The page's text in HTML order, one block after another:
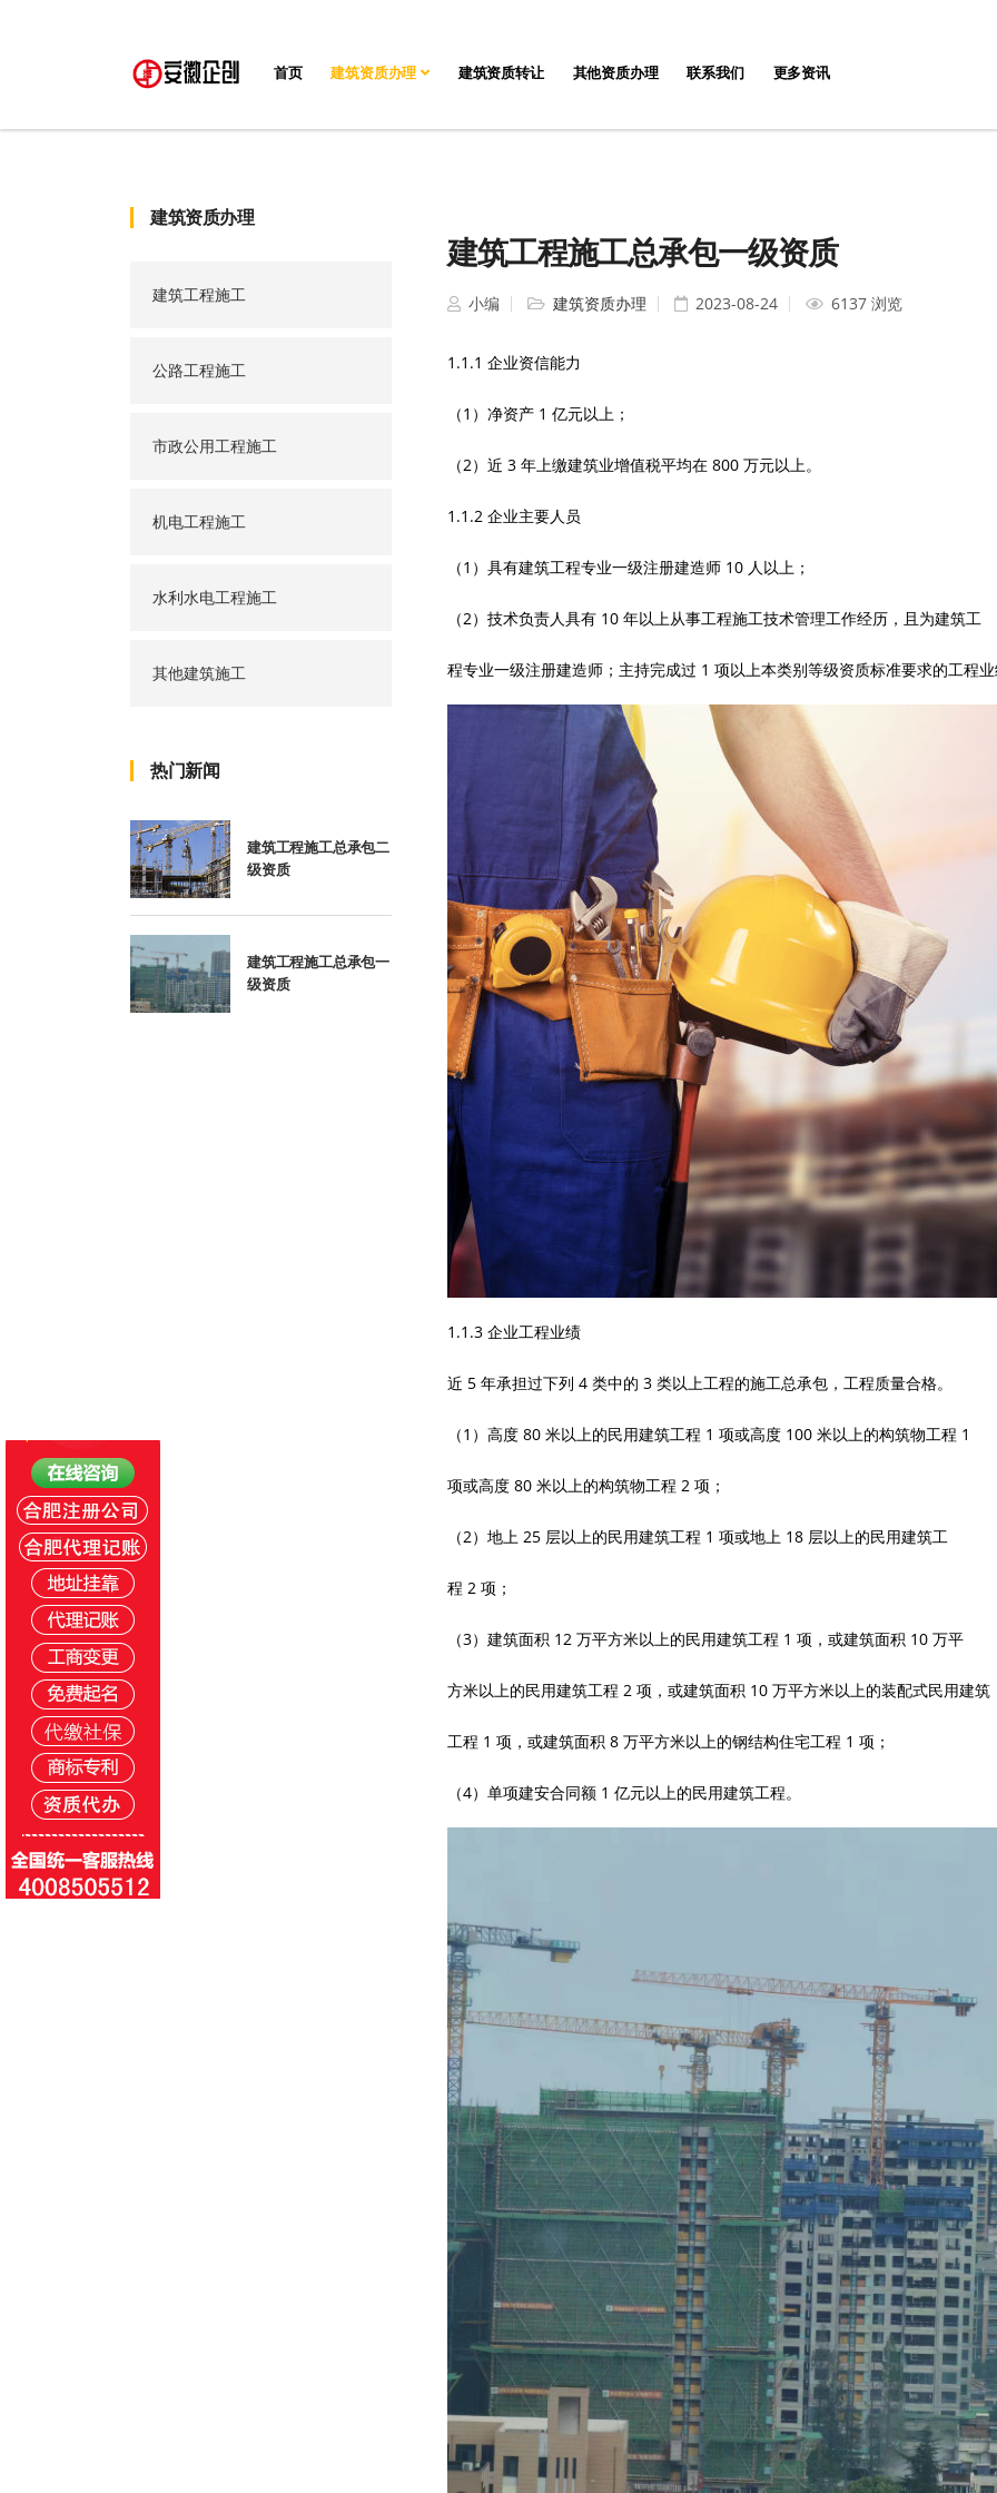
首页 建筑资质办理 建筑资质转让 其他资质办理 联系我们 更多资讯
建筑资质办理
建筑工程施工
公路工程施工
市政公用工程施工
机电工程施工
水利水电工程施工
其他建筑施工
热门新闻
建筑工程施工总承包二
级资质
建筑工程施工总承包一
级资质
建筑工程施工总承包一级资质
小编 建筑资质办理 2023-08-24 6137 浏览
1.1.1 企业资信能力
（1）净资产 1 亿元以上；
（2）近 3 年上缴建筑业增值税平均在 800 万元以上。
1.1.2 企业主要人员
（1）具有建筑工程专业一级注册建造师 10 人以上；
（2）技术负责人具有 10 年以上从事工程施工技术管理工作经历，且为建筑工
程专业一级注册建造师；主持完成过 1 项以上本类别等级资质标准要求的工程业
1.1.3 企业工程业绩
近 5 年承担过下列 4 类中的 3 类以上工程的施工总承包，工程质量合格。
（1）高度 80 米以上的民用建筑工程 1 项或高度 100 米以上的构筑物工程 1
项或高度 80 米以上的构筑物工程 2 项；
（2）地上 25 层以上的民用建筑工程 1 项或地上 18 层以上的民用建筑工
程 2 项；
（3）建筑面积 12 万平方米以上的民用建筑工程 1 项，或建筑面积 10 万平
方米以上的民用建筑工程 2 项，或建筑面积 10 万平方米以上的装配式民用建筑
工程 1 项，或建筑面积 8 万平方米以上的钢结构住宅工程 1 项；
（4）单项建安合同额 1 亿元以上的民用建筑工程。